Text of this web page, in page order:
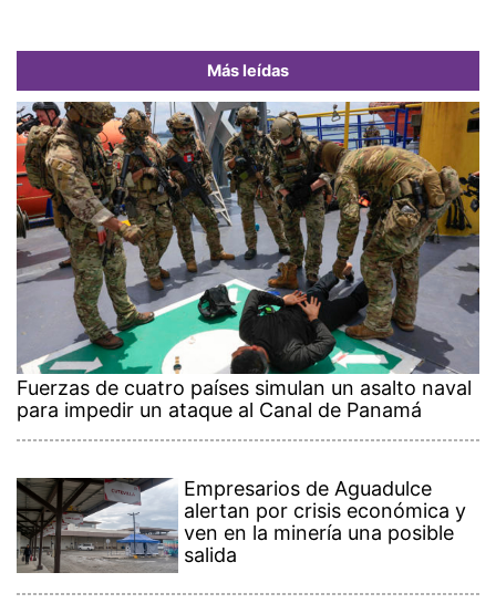
Más leídas
Fuerzas de cuatro países simulan un asalto naval
para impedir un ataque al Canal de Panamá
Empresarios de Aguadulce
alertan por crisis económica y
ven en la minería una posible
salida